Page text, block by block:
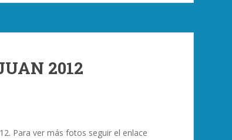
2012
Para ver más fotos seguir el enlace